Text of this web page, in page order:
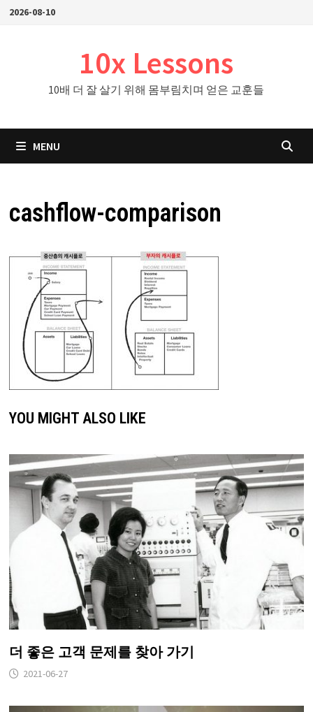
Skip2026-08-10
10x Lessons
10배 더 잘 살기 위해 몸부림치며 얻은 교훈들
MENU
cashflow-comparison
YOU MIGHT ALSO LIKE
더 좋은 고객 문제를 찾아 가기
2021-06-27